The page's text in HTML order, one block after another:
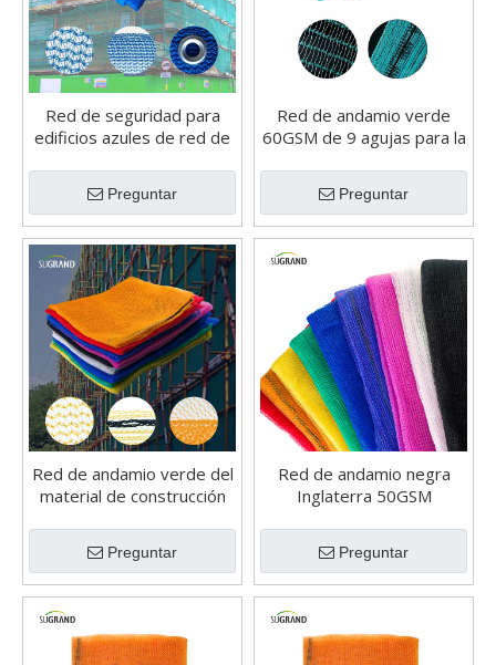
Red de seguridad para
edificios azules de red de
Preguntar
Red de andamio verde
60GSM de 9 agujas para la
Preguntar
Red de andamio verde del
material de construcción
Preguntar
Red de andamio negra
Inglaterra 50GSM
Preguntar